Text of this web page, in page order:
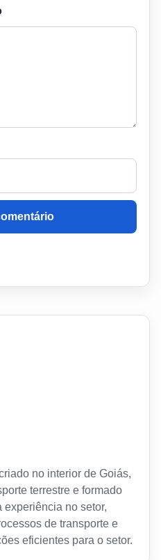
no interior de Goiás,
terrestre e formado
no setor,
de transporte e
eficientes para o setor.